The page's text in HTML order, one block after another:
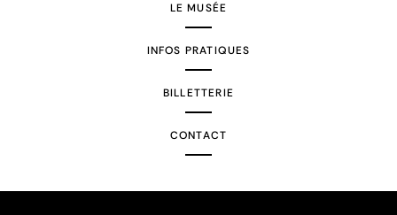
LE MUSÉE
INFOS PRATIQUES
BILLETTERIE
CONTACT